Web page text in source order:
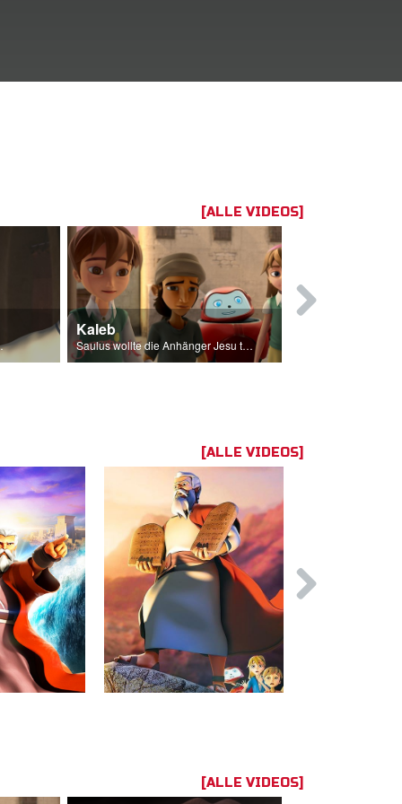
[ALLE VIDEOS]
hatte.
Kaleb
Saulus wollte die Anhänger Jesu töten.
[ALLE VIDEOS]
[ALLE VIDEOS]